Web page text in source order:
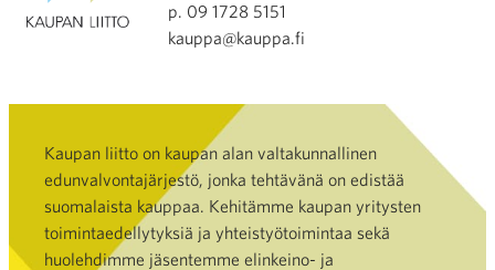
p. 09 1728 5151
kauppa@kauppa.fi
Kaupan liitto on kaupan alan valtakunnallinen
edunvalvontajärjestö, jonka tehtävänä on edistää
suomalaista kauppaa. Kehitämme kaupan yritysten
toimintaedellytyksiä ja yhteistyötoimintaa sekä
huolehdimme jäsentemme elinkeino- ja